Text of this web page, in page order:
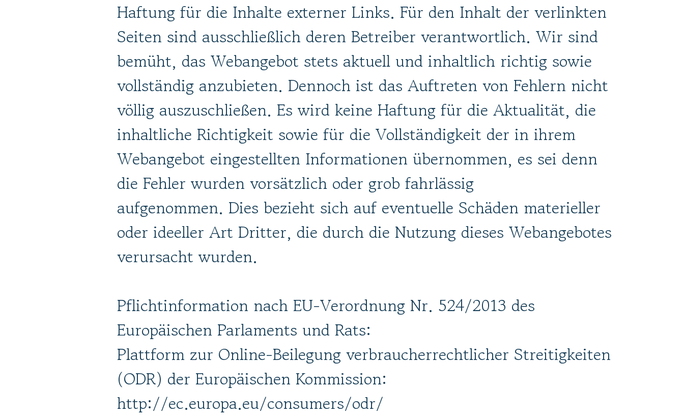
Haftung für die Inhalte externer Links. Für den Inhalt der verlinkten
Seiten sind ausschließlich deren Betreiber verantwortlich. Wir sind
bemüht, das Webangebot stets aktuell und inhaltlich richtig sowie
vollständig anzubieten. Dennoch ist das Auftreten von Fehlern nicht
völlig auszuschließen. Es wird keine Haftung für die Aktualität, die
inhaltliche Richtigkeit sowie für die Vollständigkeit der in ihrem
Webangebot eingestellten Informationen übernommen, es sei denn
die Fehler wurden vorsätzlich oder grob fahrlässig
aufgenommen. Dies bezieht sich auf eventuelle Schäden materieller
oder ideeller Art Dritter, die durch die Nutzung dieses Webangebotes
verursacht wurden.
Pflichtinformation nach EU-Verordnung Nr. 524/2013 des
Europäischen Parlaments und Rats:
Plattform zur Online-Beilegung verbraucherrechtlicher Streitigkeiten
(ODR) der Europäischen Kommission:
http://ec.europa.eu/consumers/odr/